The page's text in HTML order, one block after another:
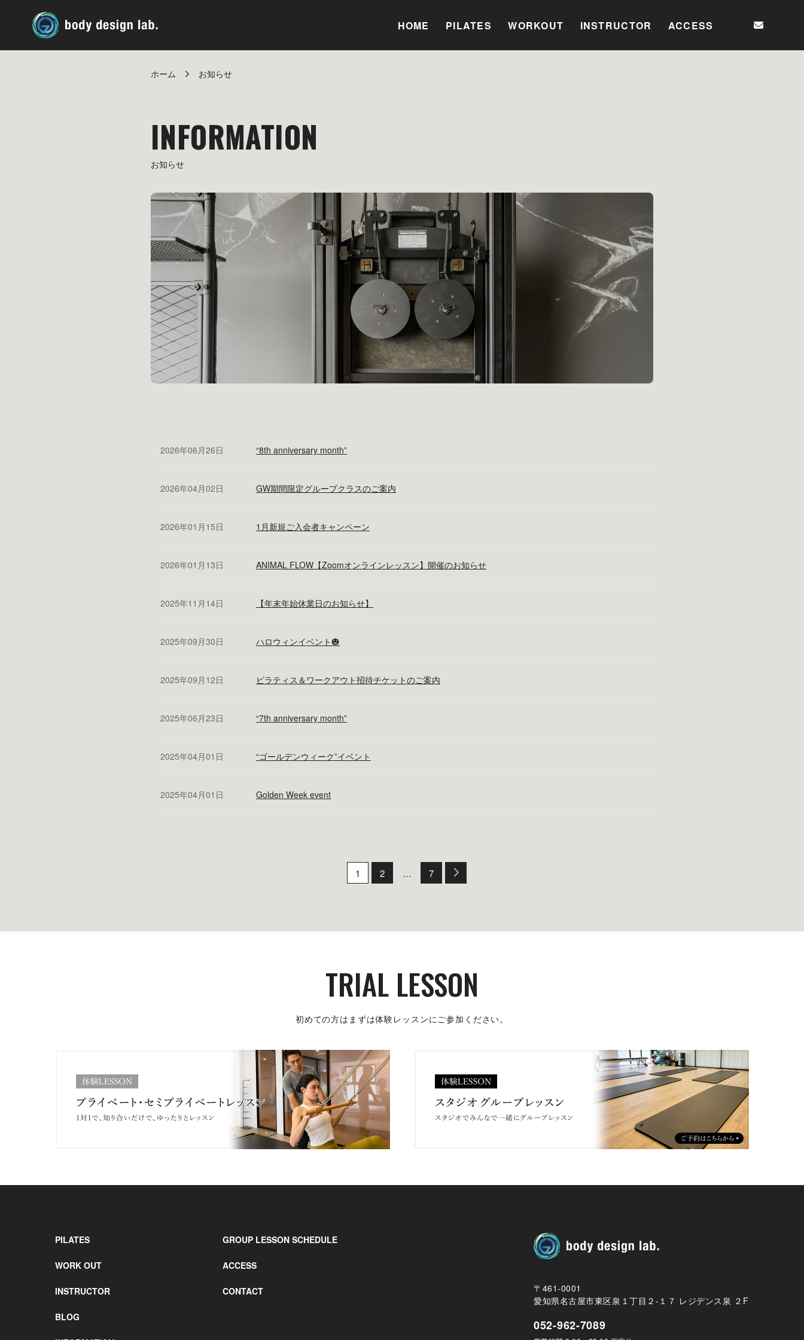
HOME PILATES WORKOUT INSTRUCTOR ACCESS
ホーム お知らせ
INFORMATION
お知らせ
2026年06月26日 “8th anniversary month”
2026年04月02日 GW期間限定グループクラスのご案内
2026年01月15日 1月新規ご入会者キャンペーン
2026年01月13日 ANIMAL FLOW【Zoomオンラインレッスン】開催のお知らせ
2025年11月14日 【年末年始休業日のお知らせ】
2025年09月30日 ハロウィンイベント🎃
2025年09月12日 ピラティス＆ワークアウト招待チケットのご案内
2025年06月23日 “7th anniversary month”
2025年04月01日 “ゴールデンウィーク”イベント
2025年04月01日 Golden Week event
1 2 … 7
TRIAL LESSON
初めての方はまずは体験レッスンにご参加ください。
PILATES
WORK OUT
INSTRUCTOR
BLOG
GROUP LESSON SCHEDULE
ACCESS
CONTACT
〒461-0001
愛知県名古屋市東区泉１丁目２-１７ レジデンス泉 ２F
052-962-7089